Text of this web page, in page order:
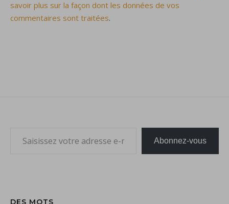
savoir plus sur la façon dont les données de vos
commentaires sont traitées.
Abonnez-vous
DES MOTS